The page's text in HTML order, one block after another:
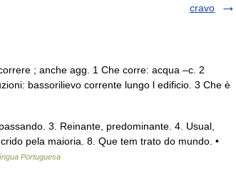
cravo
; anche agg. 1 Che corre: acqua –c. 2
bassorilievo corrente lungo l edificio. 3 Che è
3. Reinante, predominante. 4. Usual,
pela maioria. 8. Que tem trato do mundo. •
Portuguesa